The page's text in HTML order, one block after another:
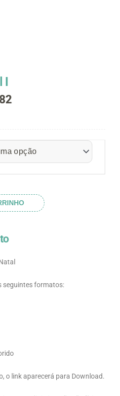
I
Faixa
através
R$ 32.82
seguintes formatos:
o link aparecerá para Download.